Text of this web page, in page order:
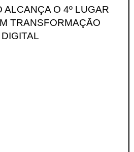
ALCANÇA O 4º LUGAR
TRANSFORMAÇÃO
DIGITAL